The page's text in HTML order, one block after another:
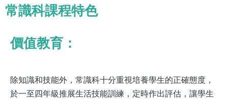
結
常識科課程特色
價值教育：
除知識和技能外，常識科十分重視培養學生的正確態度，
於一至四年級推展生活技能訓練，定時作出評估，讓學生